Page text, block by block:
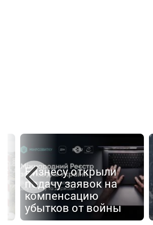
Бизнесу открыли
подачу заявок на
компенсацию
убытков от войны